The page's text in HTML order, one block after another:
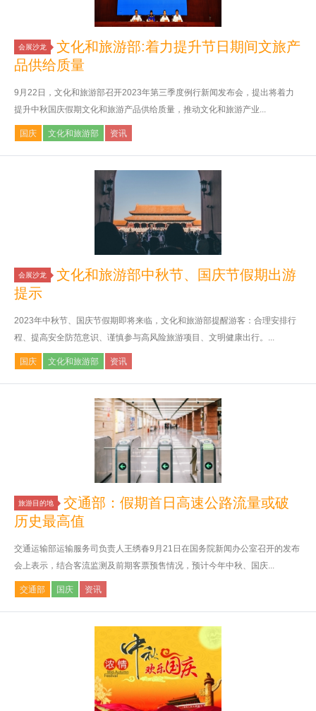
会展沙龙
文化和旅游部:着力提升节日期间文旅产
品供给质量
9月22日，文化和旅游部召开2023年第三季度例行新闻发布会，提出将着力
提升中秋国庆假期文化和旅游产品供给质量，推动文化和旅游产业...
国庆 文化和旅游部 资讯
会展沙龙
文化和旅游部中秋节、国庆节假期出游
提示
2023年中秋节、国庆节假期即将来临，文化和旅游部提醒游客：合理安排行
程、提高安全防范意识、谨慎参与高风险旅游项目、文明健康出行。...
国庆 文化和旅游部 资讯
旅游目的地
交通部：假期首日高速公路流量或破
历史最高值
交通运输部运输服务司负责人王绣春9月21日在国务院新闻办公室召开的发布
会上表示，结合客流监测及前期客票预售情况，预计今年中秋、国庆...
交通部 国庆 资讯